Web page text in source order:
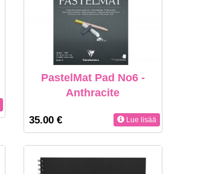
PastelMat Pad No6 -
Anthracite
35.00 € Lue lisää